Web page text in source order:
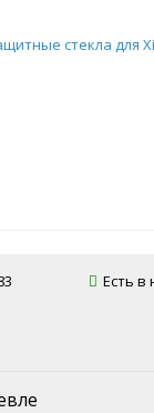
стекла для
Есть в